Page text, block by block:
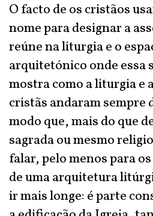
O facto de os cristãos
nome para designar a
reúne na liturgia e o
arquitetónico onde essa
mostra como a liturgia e
cristãs andaram sempre
modo que, mais do que
sagrada ou mesmo
falar, pelo menos para
de uma arquitetura
ir mais longe: é parte